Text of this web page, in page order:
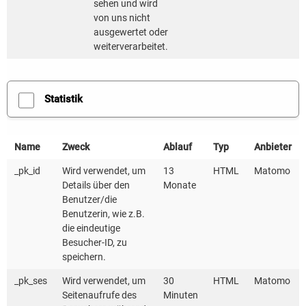
Viele Dokumente sind Resultate aus dem Projekt
„Contracting für Sozialeinrichtungen“, das im Mai
gehörten neben der KEA-BW noch die Deutsche
Unternehmensinitiative Energieeffizienz e.V.
(DENEFF) sowie die Hochschule für Technik
Gefördert wurde das Projekt durch das
Bundesministerium für Wirtschaft und Klimaschutz
aufgrund eines Beschlusses des Deutschen
Bundestages.
Kompetenzzentrum Contracting
sehen und wird
von uns nicht
ausgewertet oder
weiterverarbeitet.
Statistik
Name Zweck Ablauf Typ Anbieter
_pk_id
Wird verwendet, um
Details über den
Benutzer/die
Benutzerin, wie z.B.
die eindeutige
Besucher-ID, zu
speichern.
13
Monate
HTML Matomo
_pk_ses
Wird verwendet, um
Seitenaufrufe des
30
Minuten
HTML Matomo